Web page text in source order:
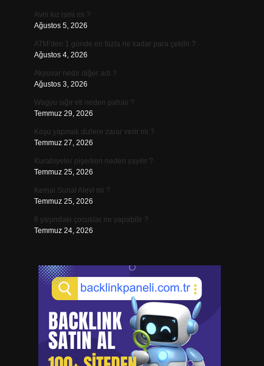
Avni kız ismi mi ?
Ağustos 5, 2026
ATM’den 1 günde en fazla ne kadar para çekilir ?
Ağustos 4, 2026
Akyuvar nedir diğer adı ?
Ağustos 3, 2026
Wagyu sığır eti neden pahalı ?
Temmuz 29, 2026
Koşu yapmak dizlere zarar verir mi ?
Temmuz 27, 2026
Kurabiyeler pişerken neden yayılır ?
Temmuz 25, 2026
Kemal Sunal Alevi mi ?
Temmuz 25, 2026
6 yaşındaki çocuklar ne yapabilir ?
Temmuz 24, 2026